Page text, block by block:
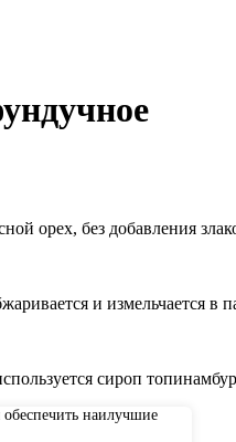
орех, без добавления
и измельчается в
сироп
наилучшие